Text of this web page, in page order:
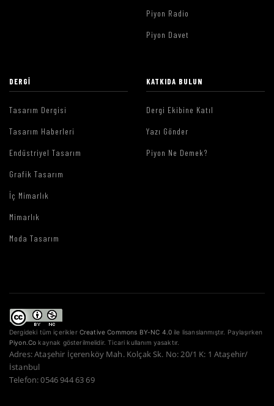
Piyon Radio
Piyon Davet
DERGI
Tasarım Dergisi
Tasarım Haberleri
Endüstriyel Tasarım
Grafik Tasarım
İç Mimarlık
Mimarlık
Moda Tasarım
KATKIDA BULUN
Dergi Ekibine Katıl
Yazı Gönder
Piyon Ne Demek?
Dergideki tüm içerikler Creative Commons BY-NC 4.0 ile lisanslanmıştır. Paylaşırken
Piyon.Co kaynak gösterilmelidir. Ticari kullanım yasaktır.
Adres: Ataşehir İçerenköy Mah. Kolçak Sk. No: 20/1 K: 1 Ataşehir/
İstanbul
Telefon: 0546 944 63 69